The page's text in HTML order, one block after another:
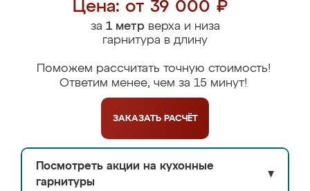
Цена: от 39 000 ₽
за 1 метрверха и низа
гарнитура в длину
Поможем рассчитать точную стоимость!
Ответим менее, чем за 15 минут!
ЗАКАЗАТЬ РАСЧЁТ
Посмотреть акции на кухонные
гарнитуры
▼